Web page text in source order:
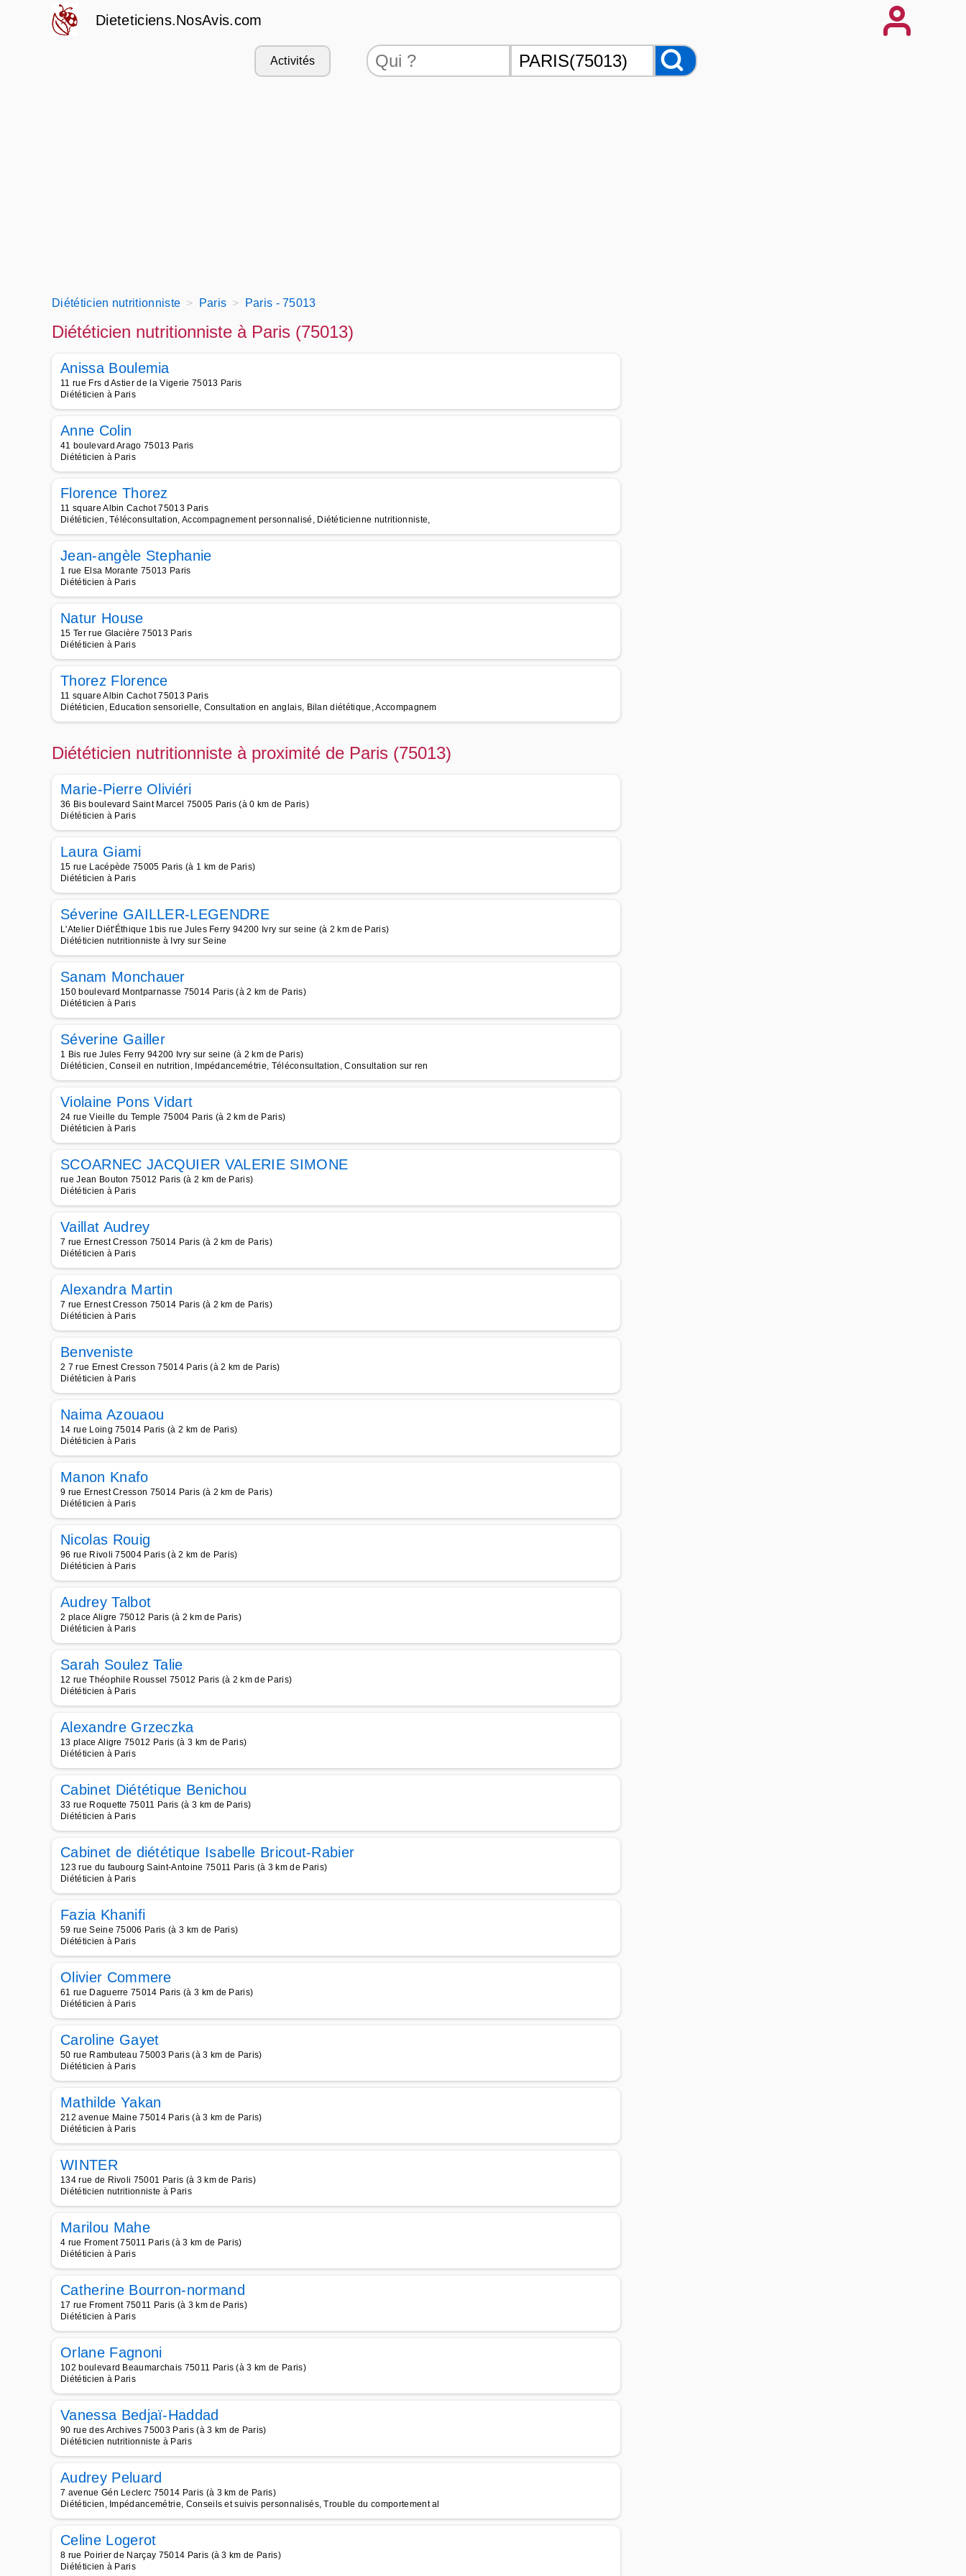
Dieteticiens.NosAvis.com
Activités
Diététicien nutritionniste Paris Paris - 75013
Diététicien nutritionniste à Paris (75013)
Anissa Boulemia
11 rue Frs d Astier de la Vigerie 75013 Paris
Diététicien à Paris
Anne Colin
41 boulevard Arago 75013 Paris
Diététicien à Paris
Florence Thorez
11 square Albin Cachot 75013 Paris
Diététicien, Téléconsultation, Accompagnement personnalisé, Diététicienne nutritionniste,
Jean-angèle Stephanie
1 rue Elsa Morante 75013 Paris
Diététicien à Paris
Natur House
15 Ter rue Glacière 75013 Paris
Diététicien à Paris
Thorez Florence
11 square Albin Cachot 75013 Paris
Diététicien, Education sensorielle, Consultation en anglais, Bilan diététique, Accompagnem
Diététicien nutritionniste à proximité de Paris (75013)
Marie-Pierre Oliviéri
36 Bis boulevard Saint Marcel 75005 Paris (à 0 km de Paris)
Diététicien à Paris
Laura Giami
15 rue Lacépède 75005 Paris (à 1 km de Paris)
Diététicien à Paris
Séverine GAILLER-LEGENDRE
L'Atelier Diét'Éthique 1bis rue Jules Ferry 94200 Ivry sur seine (à 2 km de Paris)
Diététicien nutritionniste à Ivry sur Seine
Sanam Monchauer
150 boulevard Montparnasse 75014 Paris (à 2 km de Paris)
Diététicien à Paris
Séverine Gailler
1 Bis rue Jules Ferry 94200 Ivry sur seine (à 2 km de Paris)
Diététicien, Conseil en nutrition, Impédancemétrie, Téléconsultation, Consultation sur ren
Violaine Pons Vidart
24 rue Vieille du Temple 75004 Paris (à 2 km de Paris)
Diététicien à Paris
SCOARNEC JACQUIER VALERIE SIMONE
rue Jean Bouton 75012 Paris (à 2 km de Paris)
Diététicien à Paris
Vaillat Audrey
7 rue Ernest Cresson 75014 Paris (à 2 km de Paris)
Diététicien à Paris
Alexandra Martin
7 rue Ernest Cresson 75014 Paris (à 2 km de Paris)
Diététicien à Paris
Benveniste
2 7 rue Ernest Cresson 75014 Paris (à 2 km de Paris)
Diététicien à Paris
Naima Azouaou
14 rue Loing 75014 Paris (à 2 km de Paris)
Diététicien à Paris
Manon Knafo
9 rue Ernest Cresson 75014 Paris (à 2 km de Paris)
Diététicien à Paris
Nicolas Rouig
96 rue Rivoli 75004 Paris (à 2 km de Paris)
Diététicien à Paris
Audrey Talbot
2 place Aligre 75012 Paris (à 2 km de Paris)
Diététicien à Paris
Sarah Soulez Talie
12 rue Théophile Roussel 75012 Paris (à 2 km de Paris)
Diététicien à Paris
Alexandre Grzeczka
13 place Aligre 75012 Paris (à 3 km de Paris)
Diététicien à Paris
Cabinet Diététique Benichou
33 rue Roquette 75011 Paris (à 3 km de Paris)
Diététicien à Paris
Cabinet de diététique Isabelle Bricout-Rabier
123 rue du faubourg Saint-Antoine 75011 Paris (à 3 km de Paris)
Diététicien à Paris
Fazia Khanifi
59 rue Seine 75006 Paris (à 3 km de Paris)
Diététicien à Paris
Olivier Commere
61 rue Daguerre 75014 Paris (à 3 km de Paris)
Diététicien à Paris
Caroline Gayet
50 rue Rambuteau 75003 Paris (à 3 km de Paris)
Diététicien à Paris
Mathilde Yakan
212 avenue Maine 75014 Paris (à 3 km de Paris)
Diététicien à Paris
WINTER
134 rue de Rivoli 75001 Paris (à 3 km de Paris)
Diététicien nutritionniste à Paris
Marilou Mahe
4 rue Froment 75011 Paris (à 3 km de Paris)
Diététicien à Paris
Catherine Bourron-normand
17 rue Froment 75011 Paris (à 3 km de Paris)
Diététicien à Paris
Orlane Fagnoni
102 boulevard Beaumarchais 75011 Paris (à 3 km de Paris)
Diététicien à Paris
Vanessa Bedjaï-Haddad
90 rue des Archives 75003 Paris (à 3 km de Paris)
Diététicien nutritionniste à Paris
Audrey Peluard
7 avenue Gén Leclerc 75014 Paris (à 3 km de Paris)
Diététicien, Impédancemétrie, Conseils et suivis personnalisés, Trouble du comportement al
Celine Logerot
8 rue Poirier de Narçay 75014 Paris (à 3 km de Paris)
Diététicien à Paris